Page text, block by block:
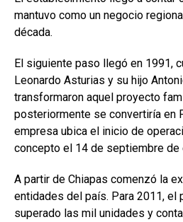
mantuvo como un negocio
década.
El siguiente paso llegó en 1991,
Leonardo Asturias y su hijo
transformaron aquel proyecto
posteriormente se convertiría en
empresa ubica el inicio de
concepto el 14 de septiembre de
A partir de Chiapas comenzó la
entidades del país. Para 2011, el
superado las mil unidades y